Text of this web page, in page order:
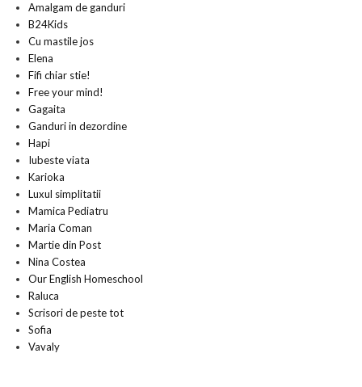
Amalgam de ganduri
B24Kids
Cu mastile jos
Elena
Fifi chiar stie!
Free your mind!
Gagaita
Ganduri in dezordine
Hapi
Iubeste viata
Karioka
Luxul simplitatii
Mamica Pediatru
Maria Coman
Martie din Post
Nina Costea
Our English Homeschool
Raluca
Scrisori de peste tot
Sofia
Vavaly